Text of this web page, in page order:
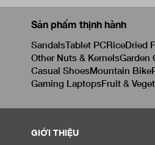
Sản phẩm thịnh hành
SandalsTablet PCRiceDried
Other Nuts & KernelsGarden
Casual ShoesMountain Bike
Gaming LaptopsFruit &
GIỚI THIỆU